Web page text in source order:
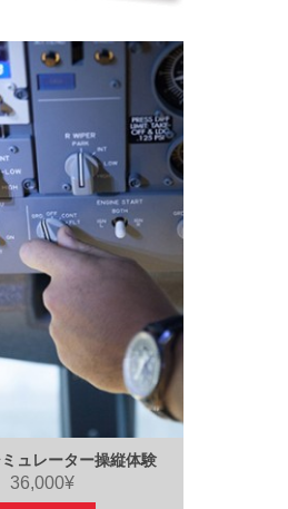
ュレーター操縦体験
36,000¥